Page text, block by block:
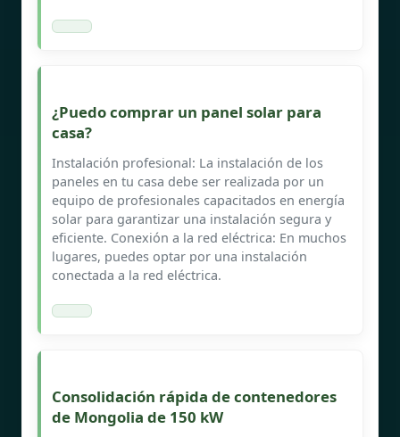
¿Puedo comprar un panel solar para
casa?
Instalación profesional: La instalación de los
paneles en tu casa debe ser realizada por un
equipo de profesionales capacitados en energía
solar para garantizar una instalación segura y
eficiente. Conexión a la red eléctrica: En muchos
lugares, puedes optar por una instalación
conectada a la red eléctrica.
Consolidación rápida de contenedores
de Mongolia de 150 kW